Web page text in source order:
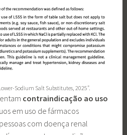
Sodium Salt Substitutes, 2025”.
contraindicação ao uso
em uso de fármacos
com doença renal